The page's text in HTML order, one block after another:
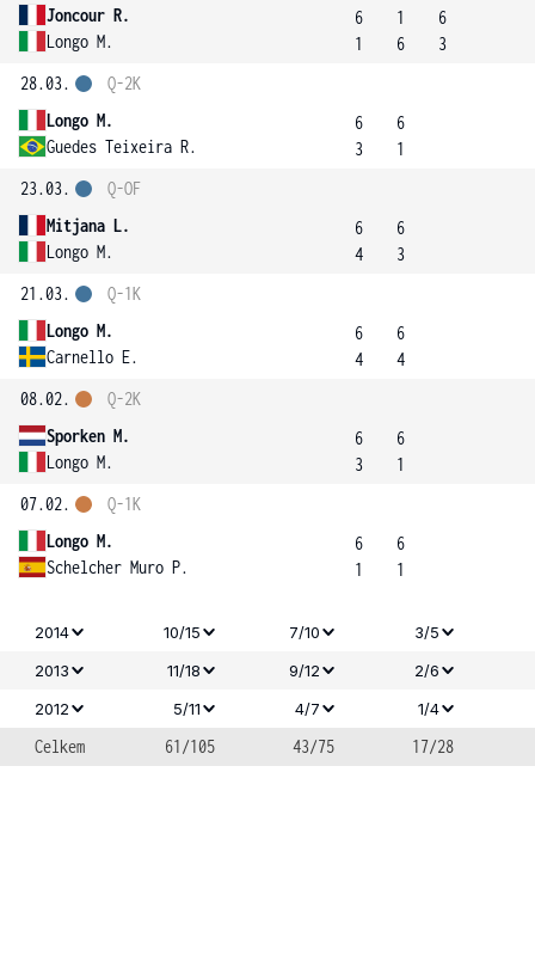
Joncour R.
Longo M.
6
1
1
6
6
3
28.03.
Longo M.
Guedes Teixeira R.
Q-2K
6
3
6
1
23.03.
Mitjana L.
Longo M.
Q-OF
6
4
6
3
21.03.
Longo M.
Carnello E.
Q-1K
6
4
6
4
08.02.
Sporken M.
Longo M.
Q-2K
6
3
6
1
07.02.
Longo M.
Schelcher Muro P.
Q-1K
6
1
6
1
2014 10/15 7/10
3/5
2013
11/18 9/12
2/6
2012
5/11 4/7 1/4
Celkem 61/105 43/75 17/28